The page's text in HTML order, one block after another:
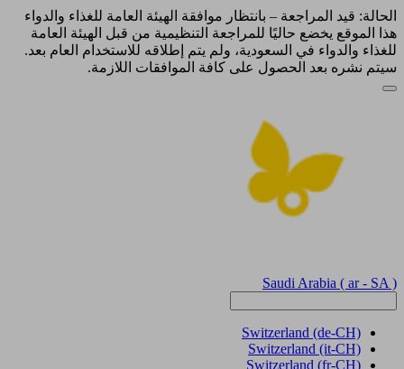
الحالة: قيد المراجعة – بانتظار موافقة الهيئة العامة للغذاء والدواء
هذا الموقع يخضع حاليًا للمراجعة التنظيمية من قبل الهيئة العامة
للغذاء والدواء في السعودية، ولم يتم إطلاقه للاستخدام العام بعد.
سيتم نشره بعد الحصول على كافة الموافقات اللازمة.
Saudi Arabia ( ar - SA )
Switzerland (de-CH)
Switzerland (it-CH)
Switzerland (fr-CH)